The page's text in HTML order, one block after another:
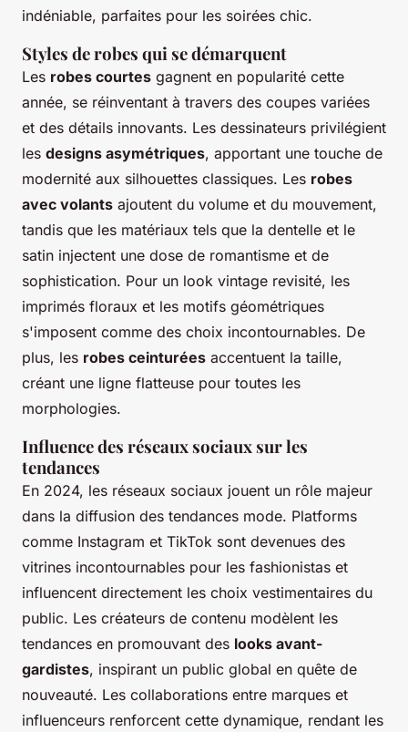
indéniable, parfaites pour les soirées chic.
Styles de robes qui se démarquent
Les robes courtes gagnent en popularité cette
année, se réinventant à travers des coupes variées
et des détails innovants. Les dessinateurs privilégient
les designs asymétriques, apportant une touche de
modernité aux silhouettes classiques. Les robes
avec volants ajoutent du volume et du mouvement,
tandis que les matériaux tels que la dentelle et le
satin injectent une dose de romantisme et de
sophistication. Pour un look vintage revisité, les
imprimés floraux et les motifs géométriques
s'imposent comme des choix incontournables. De
plus, les robes ceinturées accentuent la taille,
créant une ligne flatteuse pour toutes les
morphologies.
Influence des réseaux sociaux sur les
tendances
En 2024, les réseaux sociaux jouent un rôle majeur
dans la diffusion des tendances mode. Platforms
comme Instagram et TikTok sont devenues des
vitrines incontournables pour les fashionistas et
influencent directement les choix vestimentaires du
public. Les créateurs de contenu modèlent les
tendances en promouvant des looks avant-
gardistes, inspirant un public global en quête de
nouveauté. Les collaborations entre marques et
influenceurs renforcent cette dynamique, rendant les